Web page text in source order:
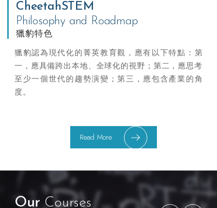
CheetahSTEM
Philosophy and Roadmap
獵豹特色
獵豹認為現代化的菁英教育觀，應有以下特點：第
一，應具備跨出本地、全球化的視野；第二，應思考
至少一個世代的趨勢演變；第三，應包含產業的角
度。
Read More
Our Courses